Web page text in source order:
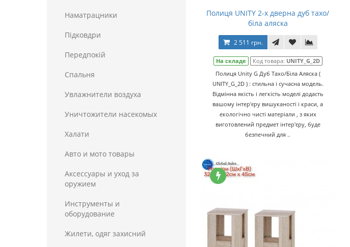
Наматрацники
Пiдковдри
Передпокій
Спальня
Увлажнители воздуха
Уничтожители насекомых
Халати
Авто и мото товары
Аксессуары и уход за
оружием
Инструменты и
оборудование
Жилети, одяг захисний
Полиця UNITY 2-х дверна дуб тахо/
біла аляска
2 511 грн.
На складе Код товара: UNITY_G_2D
Полиця Unity G Дуб Тахо/Біла Аляска (
UNITY_G_2D ) : стильна і сучасна модель.
Відмінна якість і легкість моделі додасть
вашому інтер'єру вишуканості і краси, а
екологічно чисті матеріали , з яких
виготовлений предмет інтер'єру, буде
безпечний для ..